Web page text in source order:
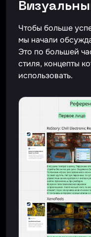
Чтобы больше
мы начали
Это по большей
стиля, концепты
использовать.